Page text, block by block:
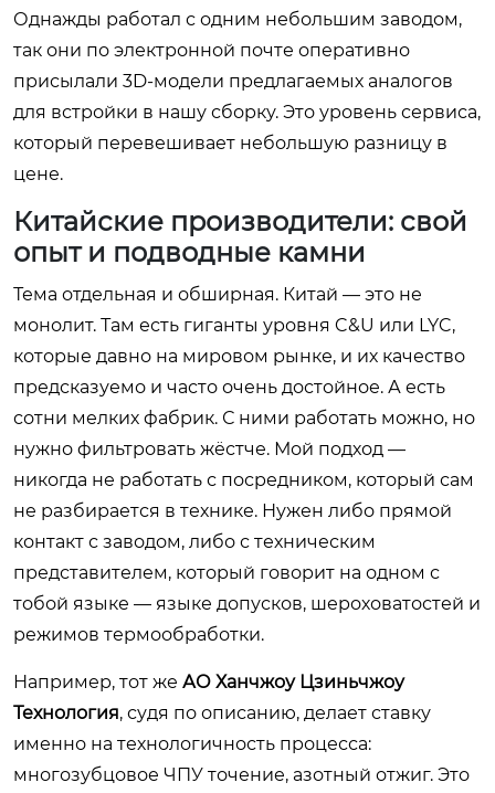
Однажды работал с одним небольшим заводом,
так они по электронной почте оперативно
присылали 3D-модели предлагаемых аналогов
для встройки в нашу сборку. Это уровень сервиса,
который перевешивает небольшую разницу в
цене.
Китайские производители: свой
опыт и подводные камни
Тема отдельная и обширная. Китай — это не
монолит. Там есть гиганты уровня C&U или LYC,
которые давно на мировом рынке, и их качество
предсказуемо и часто очень достойное. А есть
сотни мелких фабрик. С ними работать можно, но
нужно фильтровать жёстче. Мой подход —
никогда не работать с посредником, который сам
не разбирается в технике. Нужен либо прямой
контакт с заводом, либо с техническим
представителем, который говорит на одном с
тобой языке — языке допусков, шероховатостей и
режимов термообработки.
Например, тот же АО Ханчжоу Цзиньчжоу
Технология, судя по описанию, делает ставку
именно на технологичность процесса:
многозубцовое ЧПУ точение, азотный отжиг. Это